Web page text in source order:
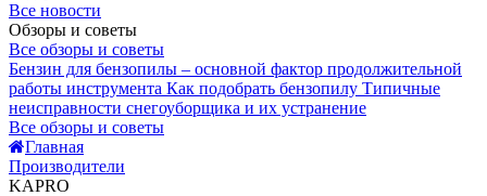
Все новости
Обзоры и советы
Все обзоры и советы
Бензин для бензопилы – основной фактор продолжительной
работы инструмента Как подобрать бензопилу Типичные
неисправности снегоуборщика и их устранение
Все обзоры и советы
Главная
Производители
KAPRO